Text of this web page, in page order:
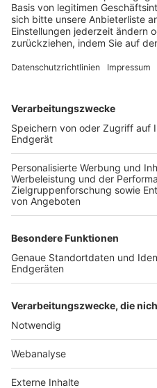
Login SpielPlus
FOLGE DEM BFV
TOP-VEREINE
TOP-PARTNER
Nutzungsbedingungen